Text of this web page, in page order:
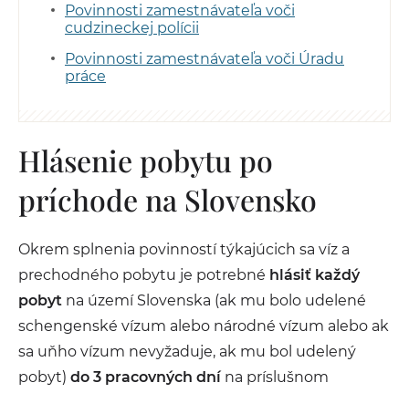
Povinnosti zamestnávateľa voči
cudzineckej polícii
Povinnosti zamestnávateľa voči Úradu
práce
Hlásenie pobytu po
príchode na Slovensko
Okrem splnenia povinností týkajúcich sa víz a
prechodného pobytu je potrebné hlásiť každý
pobyt na území Slovenska (ak mu bolo udelené
schengenské vízum alebo národné vízum alebo ak
sa uňho vízum nevyžaduje, ak mu bol udelený
pobyt) do 3 pracovných dní na príslušnom